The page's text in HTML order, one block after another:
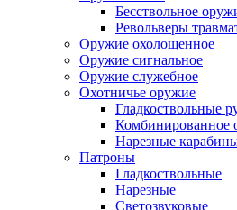
Бесствольное
Револьверы
Оружие охолощенное
Оружие сигнальное
Оружие служебное
Охотничье оружие
Гладкоствольные
Комбинированное
Нарезные
Патроны
Гладкоствольные
Нарезные
Светозвуковые